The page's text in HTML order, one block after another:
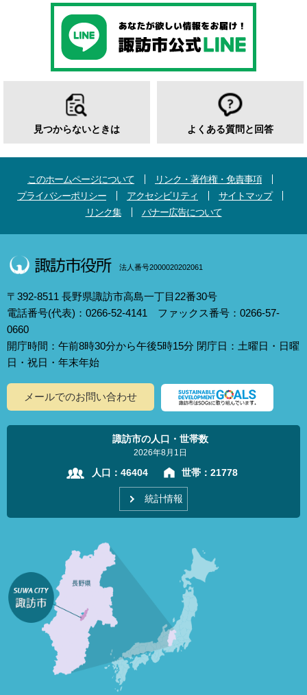
見つからないときは よくある質問と回答
このホームページについて
リンク・著作権・免責事項
プライバシーポリシー
アクセシビリティ
サイトマップ
リンク集
バナー広告について
法人番号2000020202061
〒392-8511 長野県諏訪市高島一丁目22番30号
電話番号(代表)：0266-52-4141 ファックス番号：0266-57-
0660
開庁時間：午前8時30分から午後5時15分 閉庁日：土曜日・日曜
日・祝日・年末年始
メールでのお問い合わせ
諏訪市の人口・世帯数
2026年8月1日
人口： 46404 世帯： 21778
統計情報